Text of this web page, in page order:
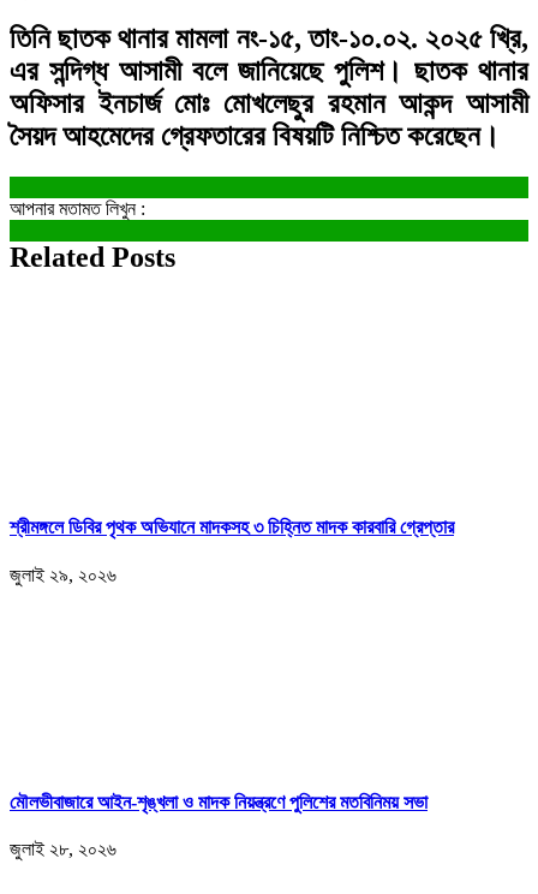
তিনি ছাতক থানার মামলা নং-১৫, তাং-১০.০২. ২০২৫ খ্রি,
এর সন্দিগ্ধ আসামী বলে জানিয়েছে পুলিশ। ছাতক থানার
অফিসার ইনচার্জ মোঃ মোখলেছুর রহমান আকন্দ আসামী
সৈয়দ আহমেদের গ্রেফতারের বিষয়টি নিশ্চিত করেছেন।
আপনার মতামত লিখুন :
Related Posts
শ্রীমঙ্গলে ডিবির পৃথক অভিযানে মাদকসহ ৩ চিহ্নিত মাদক কারবারি গ্রেপ্তার
জুলাই ২৯, ২০২৬
মৌলভীবাজারে আইন-শৃঙ্খলা ও মাদক নিয়ন্ত্রণে পুলিশের মতবিনিময় সভা
জুলাই ২৮, ২০২৬